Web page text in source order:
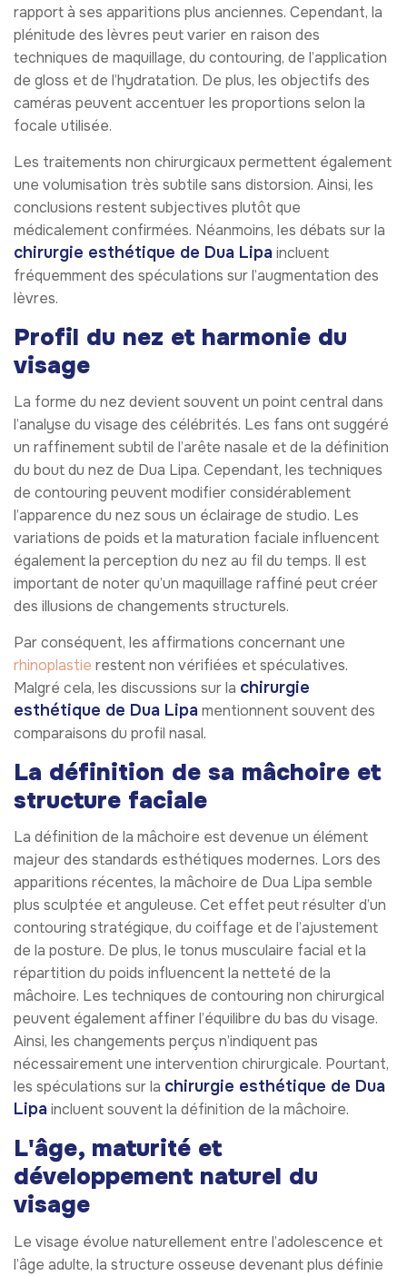
rapport à ses apparitions plus anciennes. Cependant, la
plénitude des lèvres peut varier en raison des
techniques de maquillage, du contouring, de l’application
de gloss et de l’hydratation. De plus, les objectifs des
caméras peuvent accentuer les proportions selon la
focale utilisée.
Les traitements non chirurgicaux permettent également
une volumisation très subtile sans distorsion. Ainsi, les
conclusions restent subjectives plutôt que
médicalement confirmées. Néanmoins, les débats sur la
chirurgie esthétique de Dua Lipaincluent
fréquemment des spéculations sur l’augmentation des
lèvres.
Profil du nez et harmonie du
visage
La forme du nez devient souvent un point central dans
l’analyse du visage des célébrités. Les fans ont suggéré
un raffinement subtil de l’arête nasale et de la définition
du bout du nez de Dua Lipa. Cependant, les techniques
de contouring peuvent modifier considérablement
l’apparence du nez sous un éclairage de studio. Les
variations de poids et la maturation faciale influencent
également la perception du nez au fil du temps. Il est
important de noter qu’un maquillage raffiné peut créer
des illusions de changements structurels.
Par conséquent, les affirmations concernant une
rhinoplastie restent non vérifiées et spéculatives.
Malgré cela, les discussions sur la chirurgie
esthétique de Dua Lipamentionnent souvent des
comparaisons du profil nasal.
La définition de sa mâchoire et
structure faciale
La définition de la mâchoire est devenue un élément
majeur des standards esthétiques modernes. Lors des
apparitions récentes, la mâchoire de Dua Lipa semble
plus sculptée et anguleuse. Cet effet peut résulter d’un
contouring stratégique, du coiffage et de l’ajustement
de la posture. De plus, le tonus musculaire facial et la
répartition du poids influencent la netteté de la
mâchoire. Les techniques de contouring non chirurgical
peuvent également affiner l’équilibre du bas du visage.
Ainsi, les changements perçus n’indiquent pas
nécessairement une intervention chirurgicale. Pourtant,
les spéculations sur la chirurgie esthétique de Dua
Lipaincluent souvent la définition de la mâchoire.
L'âge, maturité et
développement naturel du
visage
Le visage évolue naturellement entre l’adolescence et
l’âge adulte, la structure osseuse devenant plus définie